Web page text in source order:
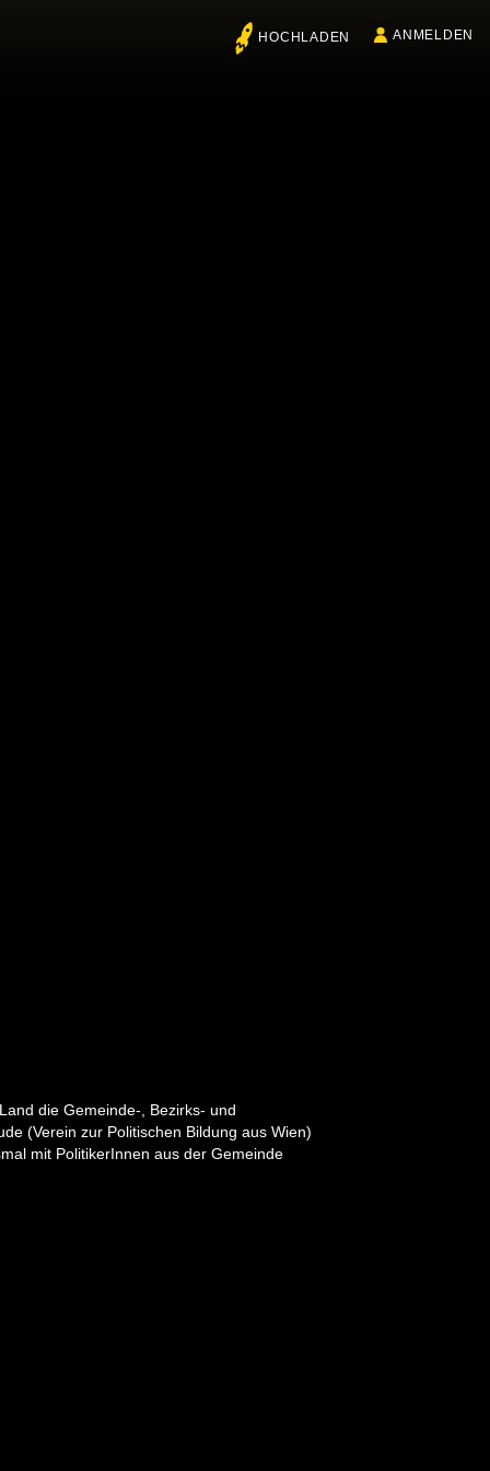
HOCHLADEN ANMELDEN
die Gemeinde-, Bezirks- und
(Verein zur Politischen Bildung aus Wien)
mit PolitikerInnen aus der Gemeinde